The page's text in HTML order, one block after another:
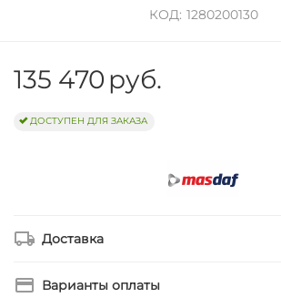
КОД: 1280200130
135 470 руб.
ДОСТУПЕН ДЛЯ ЗАКАЗА
Доставка
Варианты оплаты